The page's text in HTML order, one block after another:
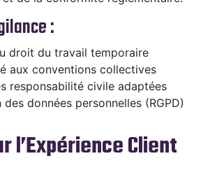
:
droit du travail temporaire
aux conventions collectives
responsabilité civile adaptées
données personnelles (RGPD)
l’Expérience Client